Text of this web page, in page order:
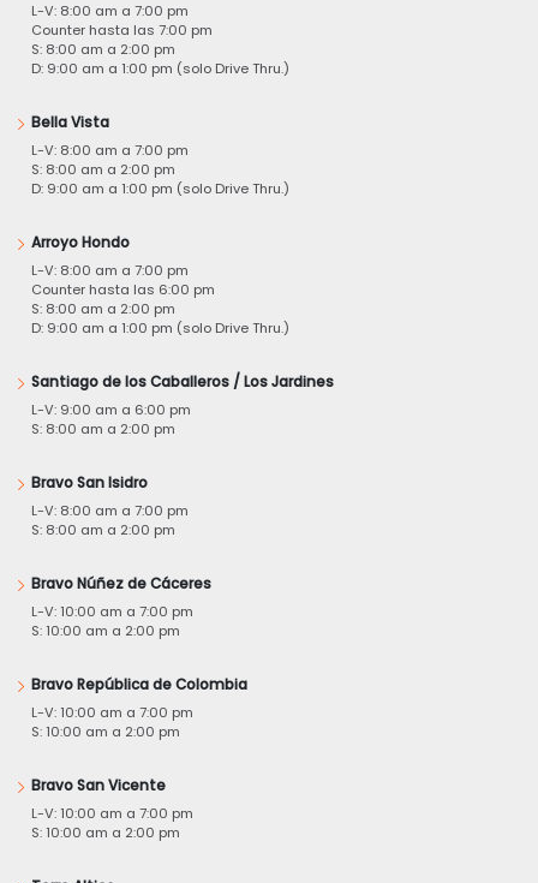
L-V: 8:00 am a 7:00 pm
Counter hasta las 7:00 pm
S: 8:00 am a 2:00 pm
D: 9:00 am a 1:00 pm (solo Drive Thru.)
Bella Vista
L-V: 8:00 am a 7:00 pm
S: 8:00 am a 2:00 pm
D: 9:00 am a 1:00 pm (solo Drive Thru.)
Arroyo Hondo
L-V: 8:00 am a 7:00 pm
Counter hasta las 6:00 pm
S: 8:00 am a 2:00 pm
D: 9:00 am a 1:00 pm (solo Drive Thru.)
Santiago de los Caballeros / Los Jardines
L-V: 9:00 am a 6:00 pm
S: 8:00 am a 2:00 pm
Bravo San Isidro
L-V: 8:00 am a 7:00 pm
S: 8:00 am a 2:00 pm
Bravo Núñez de Cáceres
L-V: 10:00 am a 7:00 pm
S: 10:00 am a 2:00 pm
Bravo República de Colombia
L-V: 10:00 am a 7:00 pm
S: 10:00 am a 2:00 pm
Bravo San Vicente
L-V: 10:00 am a 7:00 pm
S: 10:00 am a 2:00 pm